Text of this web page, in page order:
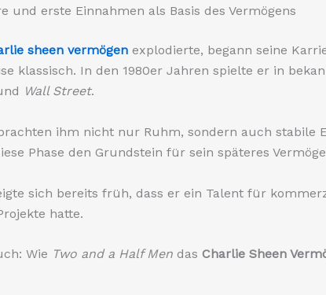
und erste Einnahmen als Basis des Vermögens
sheen vermögen explodierte, begann seine
klassisch. In den 1980er Jahren spielte er in
Wall Street.
ihm nicht nur Ruhm, sondern auch stabile
Phase den Grundstein für sein späteres
sich bereits früh, dass er ein Talent für
hatte.
Wie Two and a Half Men das Charlie Sheen